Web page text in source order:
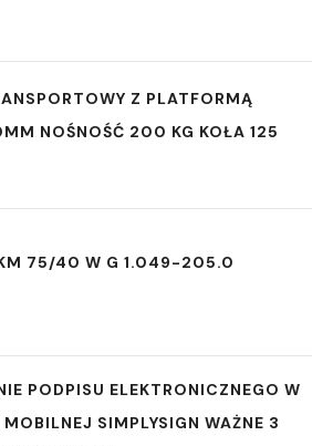
Z PLATFORMĄ
NOŚNOŚĆ 200 KG KOŁA 125
KM 75/40 W G 1.049-205.0
PODPISU ELEKTRONICZNEGO W
SIMPLYSIGN WAŻNE 3